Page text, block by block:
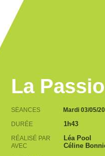
La
SÉANCES Mardi 03/05/
DURÉE
1h43
RÉALISÉ PAR Léa Pool
AVEC Céline